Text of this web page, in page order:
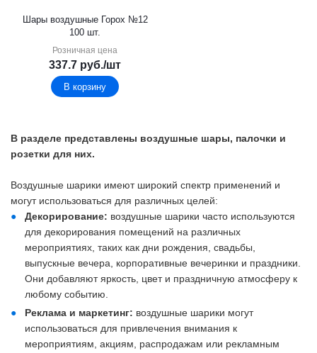
Шары воздушные Горох №12
100 шт.
Розничная цена
337.7 руб./шт
В корзину
В разделе представлены воздушные шары, палочки и
розетки для них.
Воздушные шарики имеют широкий спектр применений и
могут использоваться для различных целей:
Декорирование: воздушные шарики часто используются
для декорирования помещений на различных
мероприятиях, таких как дни рождения, свадьбы,
выпускные вечера, корпоративные вечеринки и праздники.
Они добавляют яркость, цвет и праздничную атмосферу к
любому событию.
Реклама и маркетинг: воздушные шарики могут
использоваться для привлечения внимания к
мероприятиям, акциям, распродажам или рекламным